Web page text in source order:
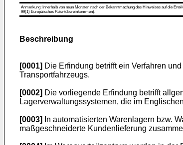
Anmerkung: Innerhalb von neun Monaten nach der Bekanntmachung des Hinweises auf die
99(1) Europäisches Patentübereinkommen).
Beschreibung
[0001] Die Erfindung betrifft ein Verfahren
Transportfahrzeugs.
[0002] Die vorliegende Erfindung betrifft
Lagerverwaltungssystemen, die im
[0003]
In automatisierten Warenlagern bzw.
maßgeschneiderte Kundenlieferung